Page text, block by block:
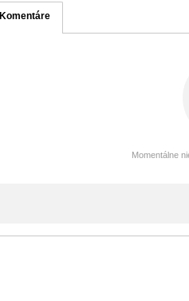
Komentáre
Momentálne